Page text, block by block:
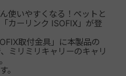
使いやすくなる！ペットと
カーリンク ISOFIX」が登
取付金具」に本製品の
ミリミリキャリーのキャリ
。